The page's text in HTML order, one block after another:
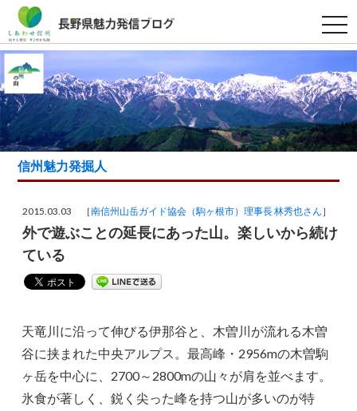
t
o
g
l
e
n
a
v
i
a
i
信州魅力発掘人
2015.03.03 ［南信州山岳ガイド協会（駒ヶ根市）理事長 林秀也さん ］
外で遊ぶことの延長にあった山。楽しいから続け
ている
天竜川に沿って伸びる伊那谷と、木曽川が流れる木曽
谷に挟まれた中央アルプス。最高峰・2956mの木曽駒
ヶ岳を中心に、2700～2800mの山々が肩を並べます。
氷食が著しく、鋭く尖った峰を持つ山が多いのが特